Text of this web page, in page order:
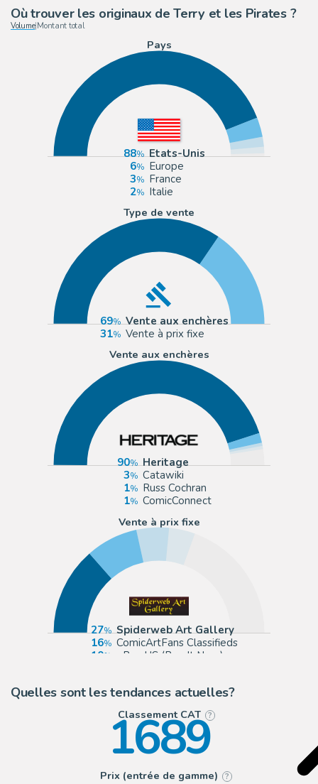
Où trouver les originaux de Terry et les Pirates ?
Volume| Montant total
Pays
88
Etats-Unis
6
Europe
3
France
2
Italie
Type de vente
69
Vente aux enchères
31
Vente à prix fixe
Vente aux enchères
90
Heritage
3
Catawiki
1
Russ Cochran
1
ComicConnect
Vente à prix fixe
27
Spiderweb Art Gallery
16
ComicArtFans Classifieds
10
eBay US (Buy It Now)
Quelles sont les tendances actuelles?
Classement CAT ?
1689
Prix (entrée de gamme) ?